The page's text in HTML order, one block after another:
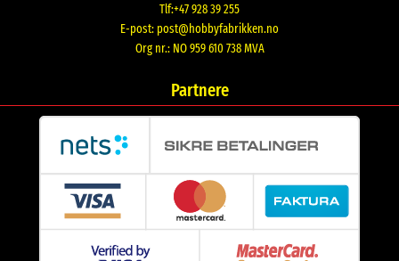
Tlf:+47 928 39 255
E-post: post@hobbyfabrikken.no
Org nr.: NO 959 610 738 MVA
Partnere